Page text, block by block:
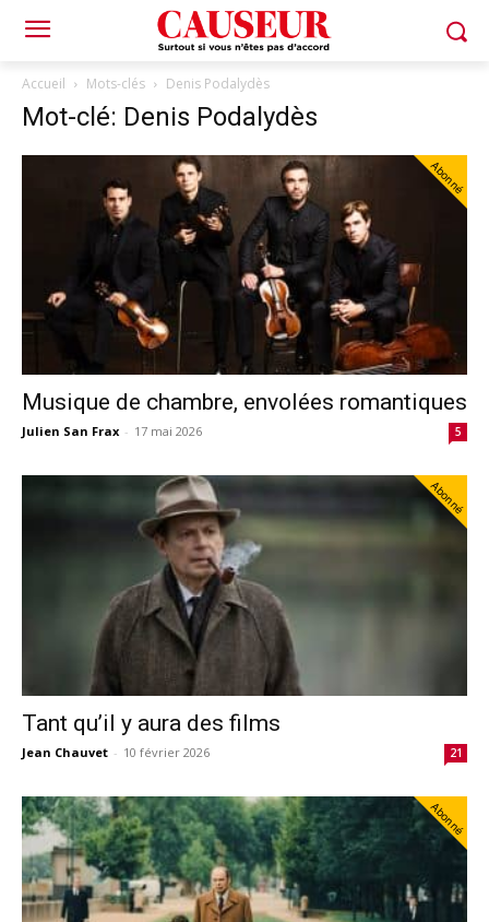
Accueil Mots-clés Denis Podalydès
Mot-clé: Denis Podalydès
Abonné
Musique de chambre, envolées romantiques
Julien San Frax - 17 mai 2026 5
Abonné
Tant qu’il y aura des films
Jean Chauvet - 10 février 2026 21
Abonné